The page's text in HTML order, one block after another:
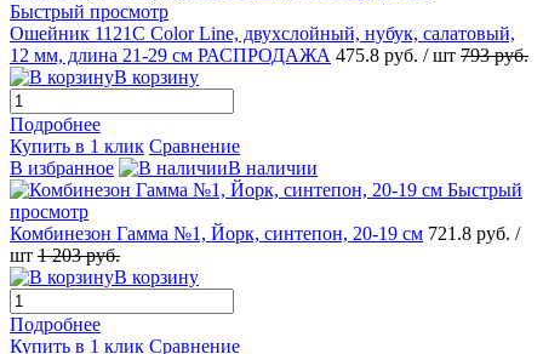
Быстрый просмотр
Ошейник 1121С Color Line, двухслойный, нубук, салатовый,
12 мм, длина 21-29 см РАСПРОДАЖА 475.8 руб. / шт 793руб.
В корзину
Подробнее
Купить в 1 клик Сравнение
В избранное
В наличии
Быстрый
просмотр
Комбинезон Гамма №1, Йорк, синтепон, 20-19 см 721.8 руб. /
шт 1 203руб.
В корзину
Подробнее
Купить в 1 клик Сравнение